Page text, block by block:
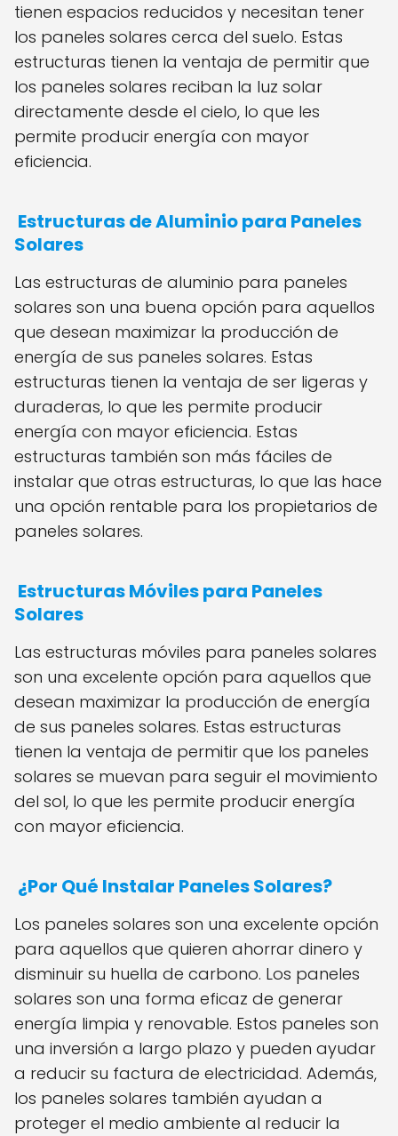
tienen espacios reducidos y necesitan tener
los paneles solares cerca del suelo. Estas
estructuras tienen la ventaja de permitir que
los paneles solares reciban la luz solar
directamente desde el cielo, lo que les
permite producir energía con mayor
eficiencia.
Estructuras de Aluminio para Paneles
Solares
Las estructuras de aluminio para paneles
solares son una buena opción para aquellos
que desean maximizar la producción de
energía de sus paneles solares. Estas
estructuras tienen la ventaja de ser ligeras y
duraderas, lo que les permite producir
energía con mayor eficiencia. Estas
estructuras también son más fáciles de
instalar que otras estructuras, lo que las hace
una opción rentable para los propietarios de
paneles solares.
Estructuras Móviles para Paneles
Solares
Las estructuras móviles para paneles solares
son una excelente opción para aquellos que
desean maximizar la producción de energía
de sus paneles solares. Estas estructuras
tienen la ventaja de permitir que los paneles
solares se muevan para seguir el movimiento
del sol, lo que les permite producir energía
con mayor eficiencia.
¿Por Qué Instalar Paneles Solares?
Los paneles solares son una excelente opción
para aquellos que quieren ahorrar dinero y
disminuir su huella de carbono. Los paneles
solares son una forma eficaz de generar
energía limpia y renovable. Estos paneles son
una inversión a largo plazo y pueden ayudar
a reducir su factura de electricidad. Además,
los paneles solares también ayudan a
proteger el medio ambiente al reducir la